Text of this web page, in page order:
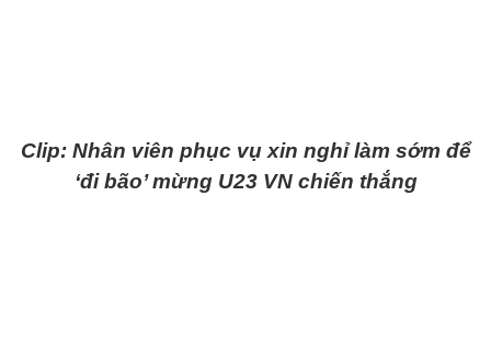
Clip: Nhân viên phục vụ xin nghỉ làm sớm để
‘đi bão’ mừng U23 VN chiến thắng